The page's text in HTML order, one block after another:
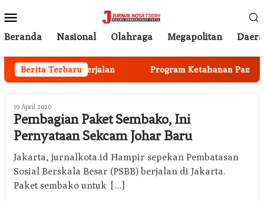
ke
kontenMobile
Beranda Nasional Olahraga Megapolitan
Berita Terbaru
Anggota Mulai Berjalan Program Ketahanan Pangan
19 April 2020
Pembagian Paket Sembako, Ini
Pernyataan Sekcam Johar Baru
Jakarta, jurnalkota.id Hampir sepekan Pembatasan
Sosial Berskala Besar (PSBB) berjalan di Jakarta.
Paket sembako untuk […]